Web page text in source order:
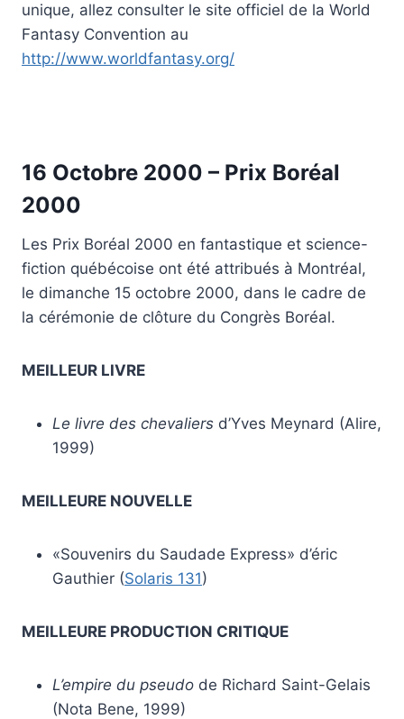
unique, allez consulter le site officiel de la World
Fantasy Convention au
http://www.worldfantasy.org/
16 Octobre 2000 – Prix Boréal
2000
Les Prix Boréal 2000 en fantastique et science-
fiction québécoise ont été attribués à Montréal,
le dimanche 15 octobre 2000, dans le cadre de
la cérémonie de clôture du Congrès Boréal.
MEILLEUR LIVRE
Le livre des chevaliers d’Yves Meynard (Alire,
1999)
MEILLEURE NOUVELLE
«Souvenirs du Saudade Express» d’éric
Gauthier (Solaris 131)
MEILLEURE PRODUCTION CRITIQUE
L’empire du pseudo de Richard Saint-Gelais
(Nota Bene, 1999)